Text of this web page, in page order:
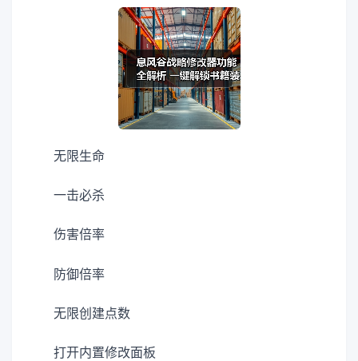
无限生命
一击必杀
伤害倍率
防御倍率
无限创建点数
打开内置修改面板